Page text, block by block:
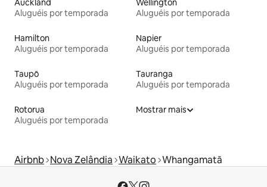
Auckland
Aluguéis por temporada
Wellington
Aluguéis por temporada
Hamilton
Aluguéis por temporada
Napier
Aluguéis por temporada
Taupō
Aluguéis por temporada
Tauranga
Aluguéis por temporada
Rotorua
Aluguéis por temporada
Mostrar mais
Airbnb Nova Zelândia Waikato Whangamatā